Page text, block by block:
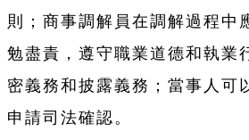
則；商事調解員在調解過程中
勉盡責，遵守職業道德和執業
密義務和披露義務；當事人可
申請司法確認。